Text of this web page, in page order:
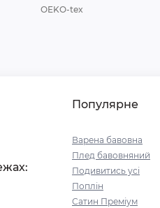
OEKO-tex
Популярне
Варена бавовна
Плед бавовняний
Подивитись усі
Поплін
Сатин Преміум